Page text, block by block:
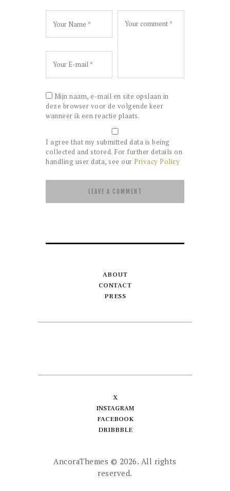
Mijn naam, e-mail en site opslaan in
deze browser voor de volgende keer
wanneer ik een reactie plaats.
I agree that my submitted data is being
collected and stored. For further details on
handling user data, see our Privacy Policy
ABOUT
CONTACT
PRESS
X
INSTAGRAM
FACEBOOK
DRIBBBLE
AncoraThemes © 2026. All rights
reserved.